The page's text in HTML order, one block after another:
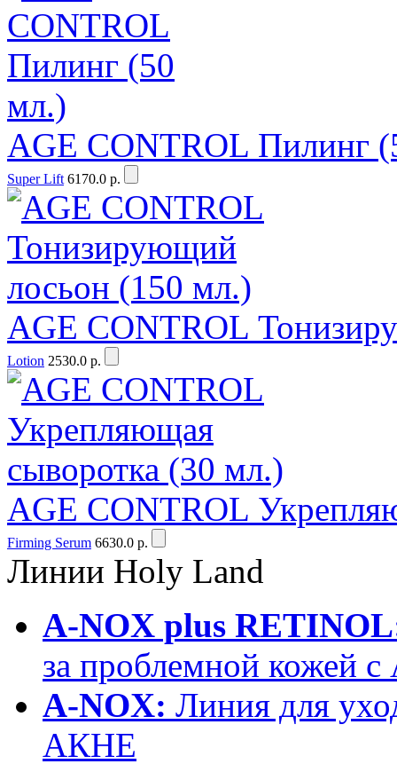
AGE CONTROL Пилинг
Super Lift 6170.0 р.
AGE CONTROL
Lotion 2530.0 р.
AGE CONTROL
Firming Serum 6630.0 р.
Линии Holy Land
A-NOX plus
за проблемной кожей
A-NOX: Линия для
АКНЕ